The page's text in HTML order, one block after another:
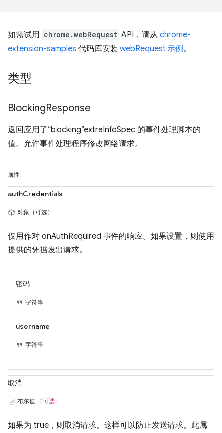
如需试用 chrome.webRequest API，请从 chrome-
extension-samples 代码库安装 webRequest 示例。
类型
BlockingResponse
返回应用了“blocking”extraInfoSpec 的事件处理脚本的
值。允许事件处理程序修改网络请求。
属性
authCredentials
对象（可选）
仅用作对 onAuthRequired 事件的响应。如果设置，则使用
提供的凭据发出请求。
密码
字符串
username
字符串
取消
布尔值 （可选）
如果为 true，则取消请求。这样可以防止发送请求。此属